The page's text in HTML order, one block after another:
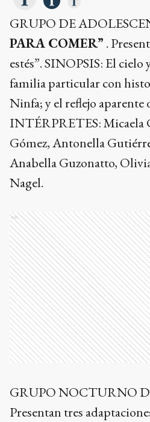
GRUPO DE
PARA COMER” .
estés”. SINOPSIS: El
familia particular con
Ninfa; y el reflejo aparente
INTÉRPRETES: Micaela
Gómez, Antonella
Anabella Guzonatto,
Nagel.
Ads
GRUPO NOCTURNO
Presentan tres